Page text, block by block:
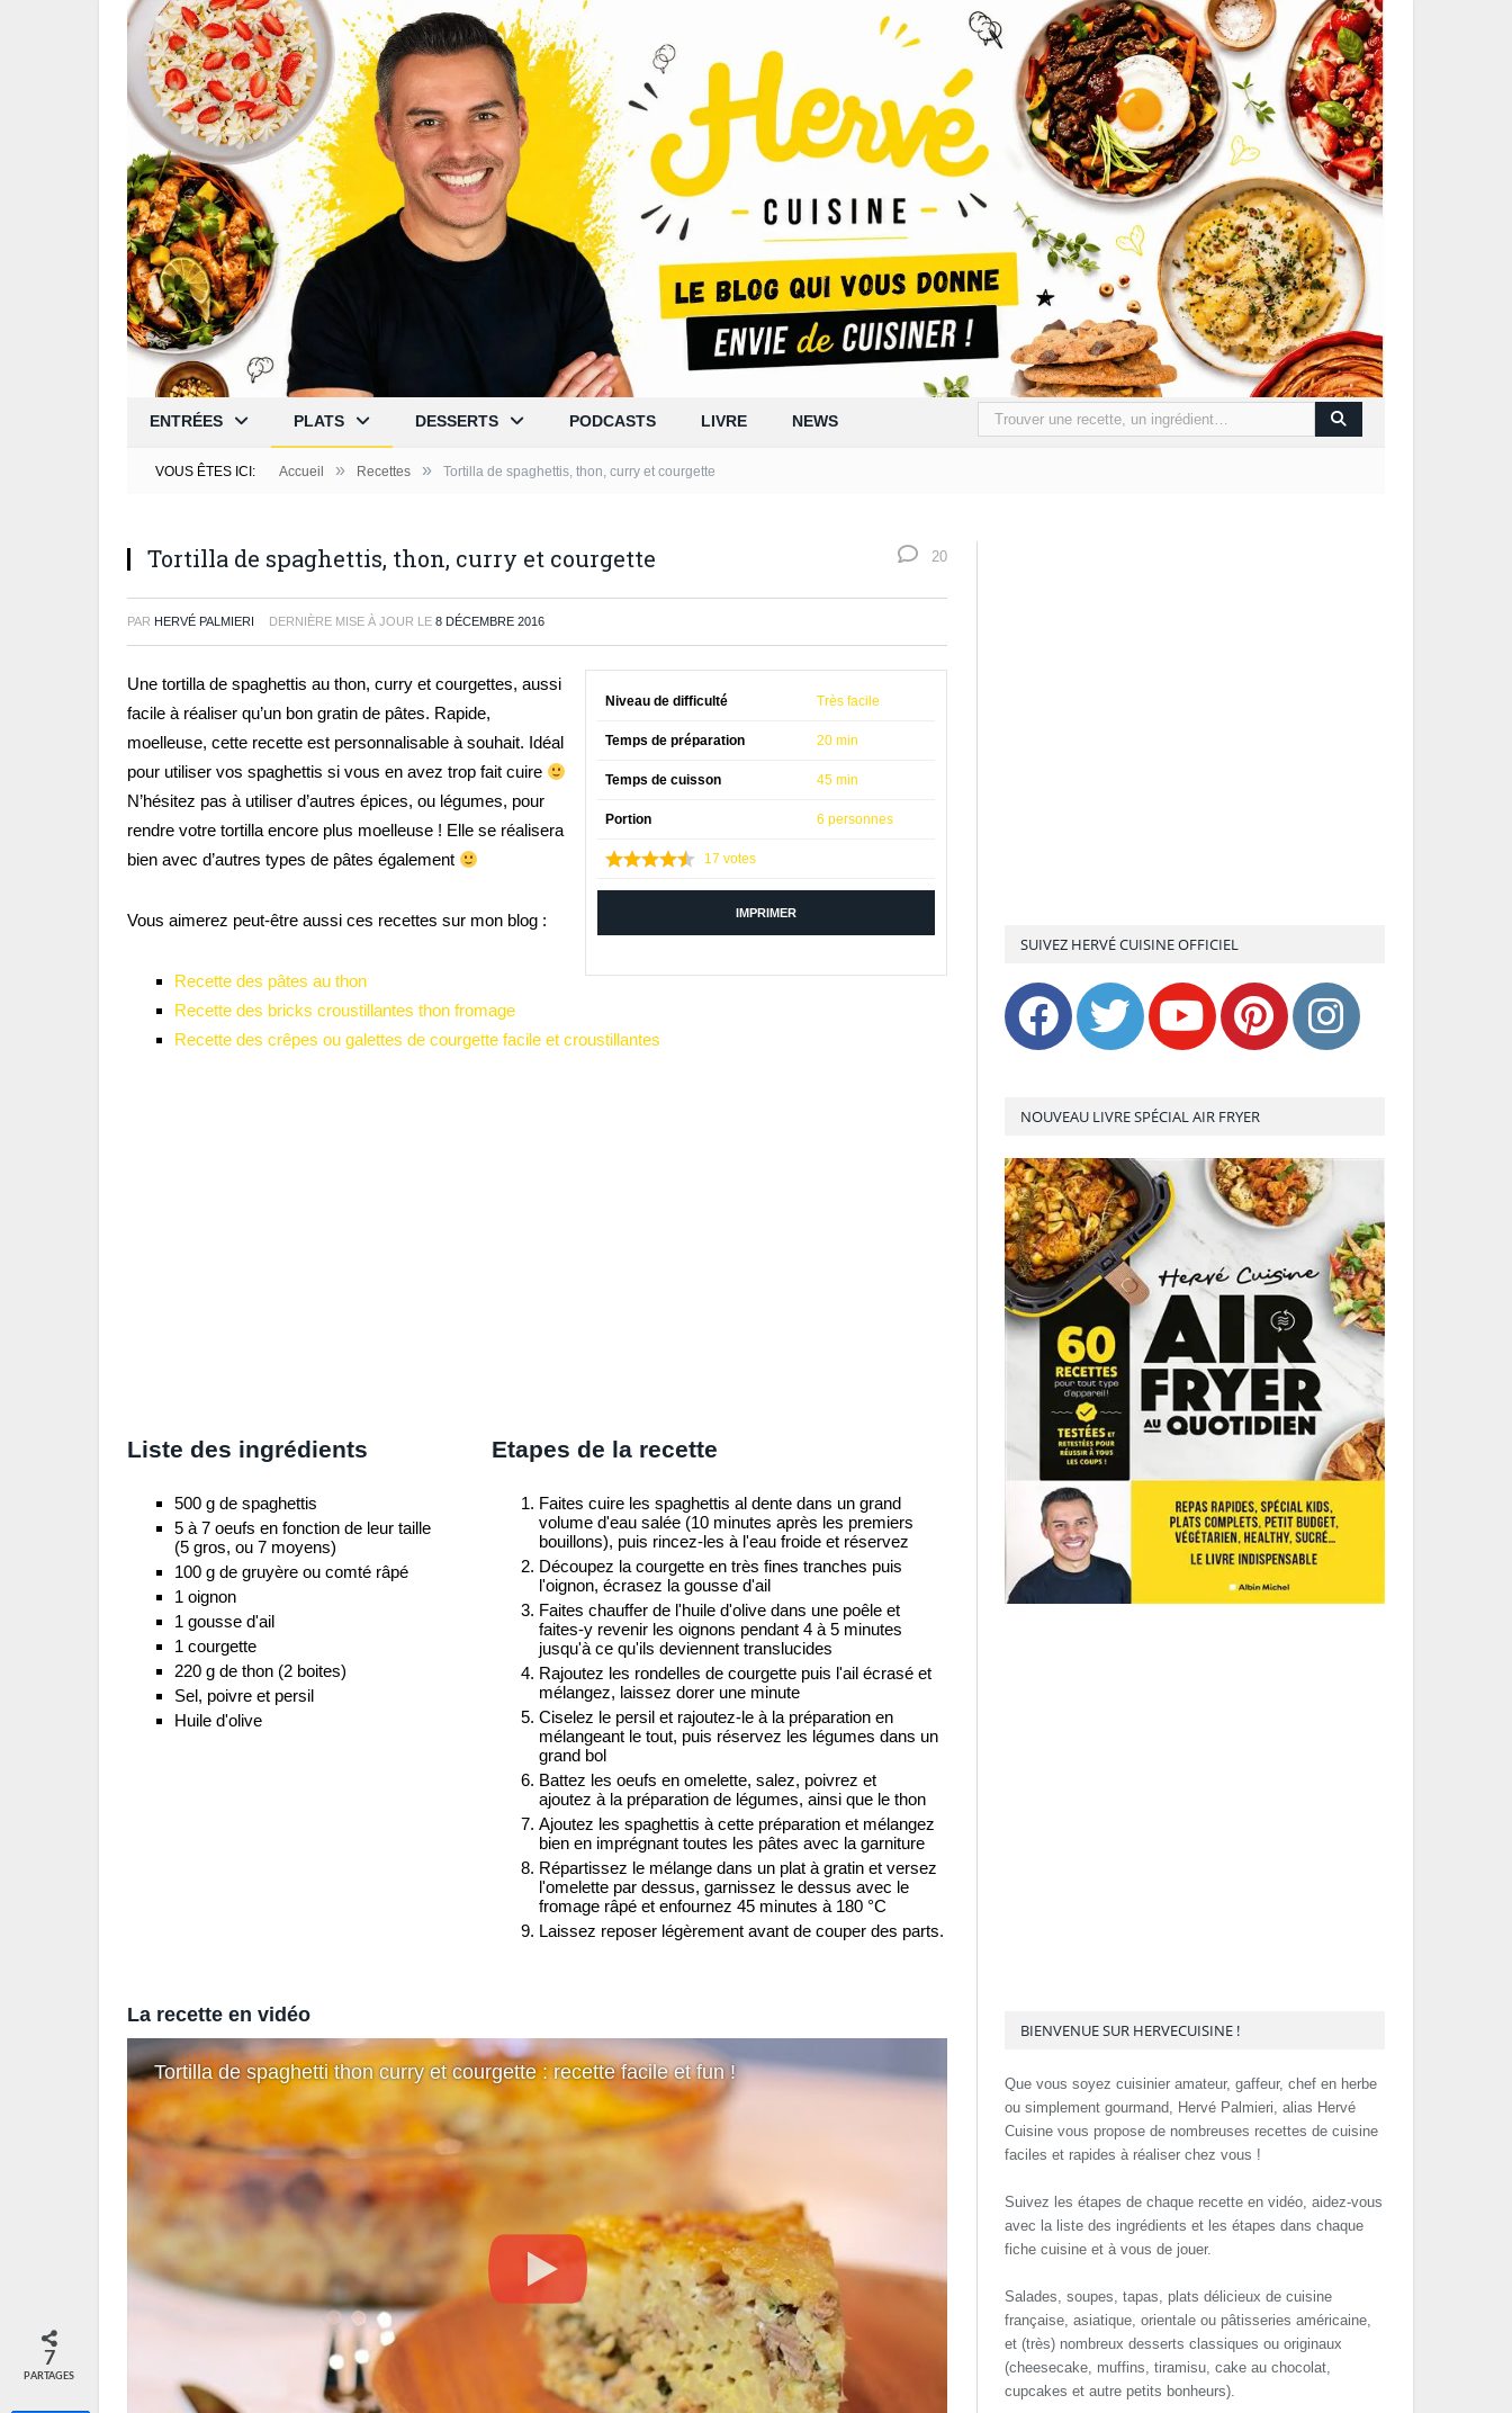
ENTRÉES PLATS DESSERTS PODCASTS LIVRE NEWS
VOUS ÊTES ICI: Accueil » Recettes » Tortilla de spaghettis, thon, curry et courgette
Tortilla de spaghettis, thon, curry et courgette 20
PAR HERVÉ PALMIERI DERNIÈRE MISE À JOUR LE 8 DÉCEMBRE 2016
Niveau de difficulté Très facile
Temps de préparation 20 min
Temps de cuisson 45 min
Portion 6 personnes
17 votes
IMPRIMER
Une tortilla de spaghettis au thon, curry et courgettes, aussi
facile à réaliser qu’un bon gratin de pâtes. Rapide,
moelleuse, cette recette est personnalisable à souhait. Idéal
pour utiliser vos spaghettis si vous en avez trop fait cuire
N’hésitez pas à utiliser d’autres épices, ou légumes, pour
rendre votre tortilla encore plus moelleuse ! Elle se réalisera
bien avec d’autres types de pâtes également
Vous aimerez peut-être aussi ces recettes sur mon blog :
Recette des pâtes au thon
Recette des bricks croustillantes thon fromage
Recette des crêpes ou galettes de courgette facile et croustillantes
Liste des ingrédients
500 g de spaghettis
5 à 7 oeufs en fonction de leur taille
(5 gros, ou 7 moyens)
100 g de gruyère ou comté râpé
1 oignon
1 gousse d'ail
1 courgette
220 g de thon (2 boites)
Sel, poivre et persil
Huile d'olive
Etapes de la recette
Faites cuire les spaghettis al dente dans un grand
volume d'eau salée (10 minutes après les premiers
bouillons), puis rincez-les à l'eau froide et réservez
Découpez la courgette en très fines tranches puis
l'oignon, écrasez la gousse d'ail
Faites chauffer de l'huile d'olive dans une poêle et
faites-y revenir les oignons pendant 4 à 5 minutes
jusqu'à ce qu'ils deviennent translucides
Rajoutez les rondelles de courgette puis l'ail écrasé et
mélangez, laissez dorer une minute
Ciselez le persil et rajoutez-le à la préparation en
mélangeant le tout, puis réservez les légumes dans un
grand bol
Battez les oeufs en omelette, salez, poivrez et
ajoutez à la préparation de légumes, ainsi que le thon
Ajoutez les spaghettis à cette préparation et mélangez
bien en imprégnant toutes les pâtes avec la garniture
Répartissez le mélange dans un plat à gratin et versez
l'omelette par dessus, garnissez le dessus avec le
fromage râpé et enfournez 45 minutes à 180 °C
Laissez reposer légèrement avant de couper des parts.
La recette en vidéo
Tortilla de spaghetti thon curry et courgette : recette facile et fun !
SUIVEZ HERVÉ CUISINE OFFICIEL
NOUVEAU LIVRE SPÉCIAL AIR FRYER
BIENVENUE SUR HERVECUISINE !
Que vous soyez cuisinier amateur, gaffeur, chef en herbe
ou simplement gourmand, Hervé Palmieri, alias Hervé
Cuisine vous propose de nombreuses recettes de cuisine
faciles et rapides à réaliser chez vous !
Suivez les étapes de chaque recette en vidéo, aidez-vous
avec la liste des ingrédients et les étapes dans chaque
fiche cuisine et à vous de jouer.
Salades, soupes, tapas, plats délicieux de cuisine
française, asiatique, orientale ou pâtisseries américaine,
et (très) nombreux desserts classiques ou originaux
(cheesecake, muffins, tiramisu, cake au chocolat,
cupcakes et autre petits bonheurs).
7
PARTAGES